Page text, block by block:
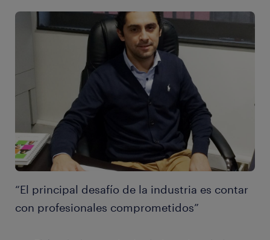
“El principal desafío de la industria es contar
con profesionales comprometidos”